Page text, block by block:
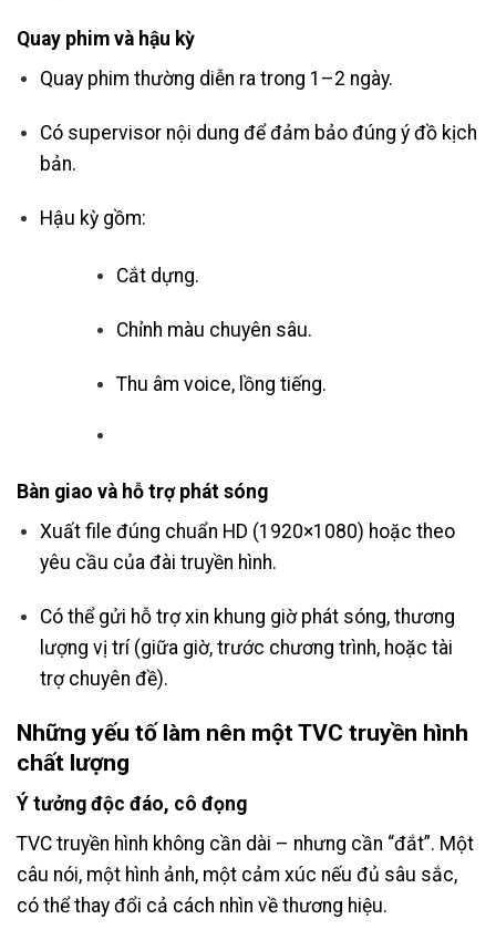
Quay phim và hậu kỳ
Quay phim thường diễn ra trong 1–2 ngày.
Có supervisor nội dung để đảm bảo đúng ý đồ kịch
bản.
Hậu kỳ gồm:
Cắt dựng.
Chỉnh màu chuyên sâu.
Thu âm voice, lồng tiếng.
Bàn giao và hỗ trợ phát sóng
Xuất file đúng chuẩn HD (1920×1080) hoặc theo
yêu cầu của đài truyền hình.
Có thể gửi hỗ trợ xin khung giờ phát sóng, thương
lượng vị trí (giữa giờ, trước chương trình, hoặc tài
trợ chuyên đề).
Những yếu tố làm nên một TVC truyền hình
chất lượng
Ý tưởng độc đáo, cô đọng
TVC truyền hình không cần dài – nhưng cần “đắt”. Một
câu nói, một hình ảnh, một cảm xúc nếu đủ sâu sắc,
có thể thay đổi cả cách nhìn về thương hiệu.